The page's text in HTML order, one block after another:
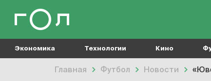
Экономика Технологии Кино
Главная Футбол Новости